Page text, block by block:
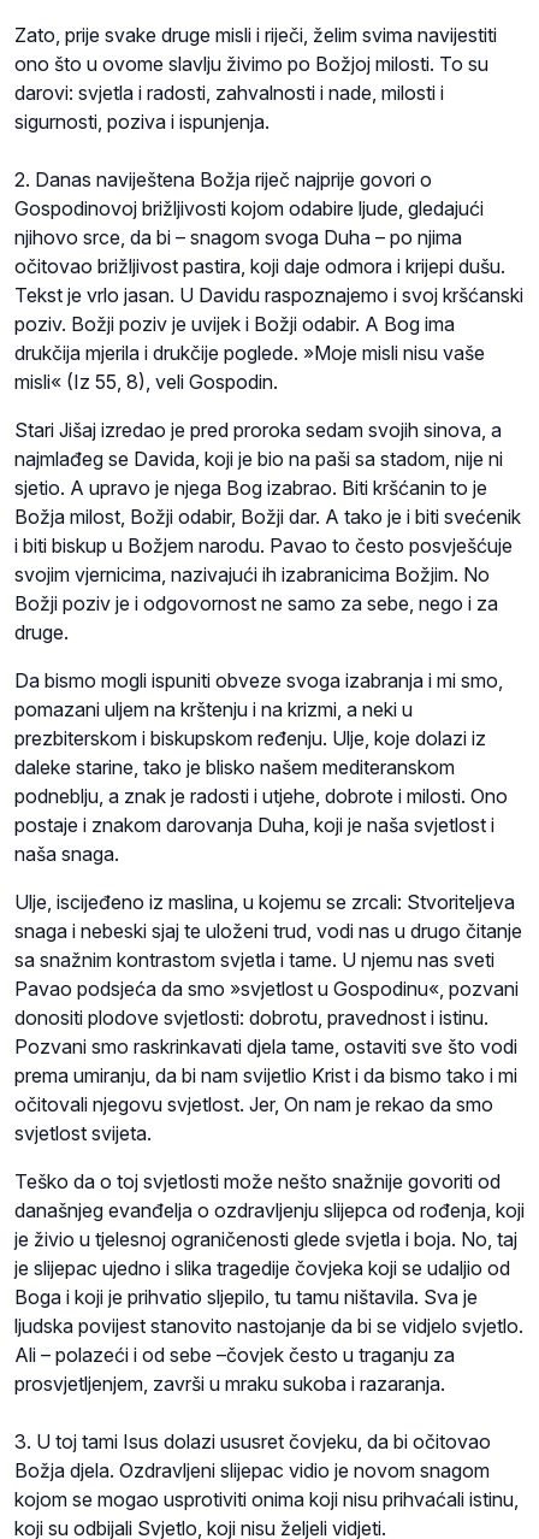
Zato, prije svake druge misli i riječi, želim svima navijestiti
ono što u ovome slavlju živimo po Božjoj milosti. To su
darovi: svjetla i radosti, zahvalnosti i nade, milosti i
sigurnosti, poziva i ispunjenja.
2. Danas naviještena Božja riječ najprije govori o
Gospodinovoj brižljivosti kojom odabire ljude, gledajući
njihovo srce, da bi – snagom svoga Duha – po njima
očitovao brižljivost pastira, koji daje odmora i krijepi dušu.
Tekst je vrlo jasan. U Davidu raspoznajemo i svoj kršćanski
poziv. Božji poziv je uvijek i Božji odabir. A Bog ima
drukčija mjerila i drukčije poglede. »Moje misli nisu vaše
misli« (Iz 55, 8), veli Gospodin.
Stari Jišaj izredao je pred proroka sedam svojih sinova, a
najmlađeg se Davida, koji je bio na paši sa stadom, nije ni
sjetio. A upravo je njega Bog izabrao. Biti kršćanin to je
Božja milost, Božji odabir, Božji dar. A tako je i biti svećenik
i biti biskup u Božjem narodu. Pavao to često posvješćuje
svojim vjernicima, nazivajući ih izabranicima Božjim. No
Božji poziv je i odgovornost ne samo za sebe, nego i za
druge.
Da bismo mogli ispuniti obveze svoga izabranja i mi smo,
pomazani uljem na krštenju i na krizmi, a neki u
prezbiterskom i biskupskom ređenju. Ulje, koje dolazi iz
daleke starine, tako je blisko našem mediteranskom
podneblju, a znak je radosti i utjehe, dobrote i milosti. Ono
postaje i znakom darovanja Duha, koji je naša svjetlost i
naša snaga.
Ulje, iscijeđeno iz maslina, u kojemu se zrcali: Stvoriteljeva
snaga i nebeski sjaj te uloženi trud, vodi nas u drugo čitanje
sa snažnim kontrastom svjetla i tame. U njemu nas sveti
Pavao podsjeća da smo »svjetlost u Gospodinu«, pozvani
donositi plodove svjetlosti: dobrotu, pravednost i istinu.
Pozvani smo raskrinkavati djela tame, ostaviti sve što vodi
prema umiranju, da bi nam svijetlio Krist i da bismo tako i mi
očitovali njegovu svjetlost. Jer, On nam je rekao da smo
svjetlost svijeta.
Teško da o toj svjetlosti može nešto snažnije govoriti od
današnjeg evanđelja o ozdravljenju slijepca od rođenja, koji
je živio u tjelesnoj ograničenosti glede svjetla i boja. No, taj
je slijepac ujedno i slika tragedije čovjeka koji se udaljio od
Boga i koji je prihvatio sljepilo, tu tamu ništavila. Sva je
ljudska povijest stanovito nastojanje da bi se vidjelo svjetlo.
Ali – polazeći i od sebe –čovjek često u traganju za
prosvjetljenjem, završi u mraku sukoba i razaranja.
3. U toj tami Isus dolazi ususret čovjeku, da bi očitovao
Božja djela. Ozdravljeni slijepac vidio je novom snagom
kojom se mogao usprotiviti onima koji nisu prihvaćali istinu,
koji su odbijali Svjetlo, koji nisu željeli vidjeti.